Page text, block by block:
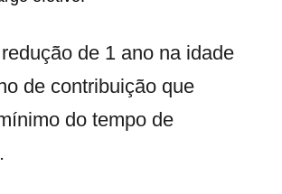
redução de 1 ano na idade
de contribuição que
do tempo de